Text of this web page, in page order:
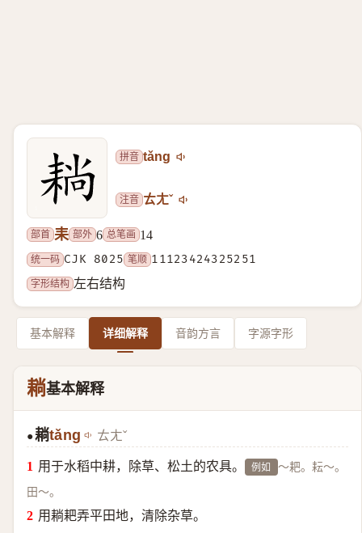
拼音 tǎng
注音 ㄊㄤˇ
部首 耒 部外 6 总笔画 14
统一码 CJK 8025 笔顺 11123424325251
字形结构 左右结构
基本解释 详细解释 音韵方言 字源字形
耥基本解释
●耥tǎng ㄊㄤˇ
用于水稻中耕，除草、松土的农具。 例如 ～耙。耘～。
田～。
用耥耙弄平田地，清除杂草。